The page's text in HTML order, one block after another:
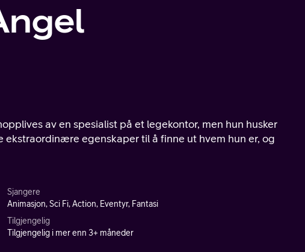
av en spesialist på et legekontor, men hun husker
ekstraordinære egenskaper til å finne ut hvem hun er, og
Sjangere
Animasjon, Sci Fi, Action, Eventyr, Fantasi
Tilgjengelig
Tilgjengelig i mer enn 3+ måneder